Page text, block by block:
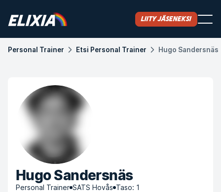
Liity jäseneksi
Personal Trainer Etsi Personal Trainer Hugo Sandersnäs
Hugo Sandersnäs
Personal Trainer SATS Hovås Taso: 1